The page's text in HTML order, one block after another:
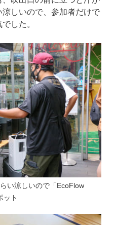
しいので、参加者だけで
した。
い涼しいので「EcoFlow
ット